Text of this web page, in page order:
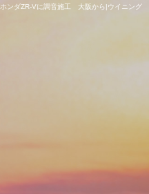
ホンダZR-Vに調音施工 大阪から|ウイニング